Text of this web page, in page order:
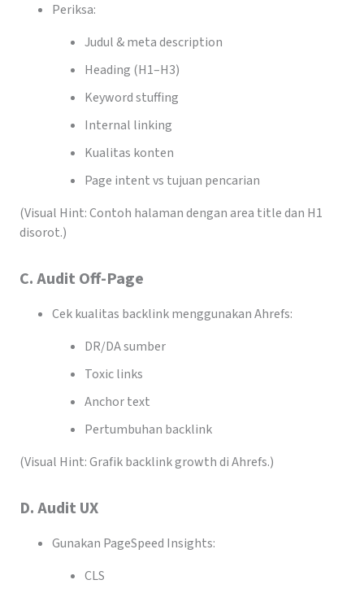
Periksa:
Judul & meta description
Heading (H1–H3)
Keyword stuffing
Internal linking
Kualitas konten
Page intent vs tujuan pencarian
(Visual Hint: Contoh halaman dengan area title dan H1
disorot.)
C. Audit Off-Page
Cek kualitas backlink menggunakan Ahrefs:
DR/DA sumber
Toxic links
Anchor text
Pertumbuhan backlink
(Visual Hint: Grafik backlink growth di Ahrefs.)
D. Audit UX
Gunakan PageSpeed Insights:
CLS